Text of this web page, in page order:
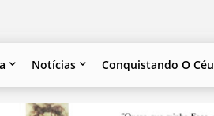
Notícias Conquistando O Céu